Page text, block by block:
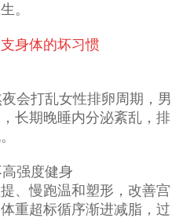
。
身体的坏习惯
会打乱女性排卵周期，男
长期晚睡内分泌紊乱，排
强度健身
、慢跑温和塑形，改善宫
重超标循序渐进减脂，过